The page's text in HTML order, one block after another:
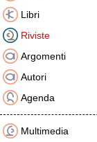
Libri
Riviste
Argomenti
Autori
Agenda
Multimedia